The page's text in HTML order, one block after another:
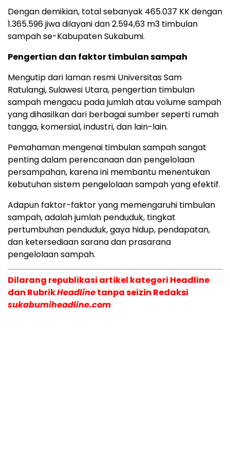
Dengan demikian, total sebanyak 465.037 KK dengan
1.365.596 jiwa dilayani dan 2.594,63 m3 timbulan
sampah se-Kabupaten Sukabumi.
Pengertian dan faktor timbulan sampah
Mengutip dari laman resmi Universitas Sam
Ratulangi, Sulawesi Utara, pengertian timbulan
sampah mengacu pada jumlah atau volume sampah
yang dihasilkan dari berbagai sumber seperti rumah
tangga, komersial, industri, dan lain-lain.
Pemahaman mengenai timbulan sampah sangat
penting dalam perencanaan dan pengelolaan
persampahan, karena ini membantu menentukan
kebutuhan sistem pengelolaan sampah yang efektif.
Adapun faktor-faktor yang memengaruhi timbulan
sampah, adalah jumlah penduduk, tingkat
pertumbuhan penduduk, gaya hidup, pendapatan,
dan ketersediaan sarana dan prasarana
pengelolaan sampah.
Dilarang republikasi artikel kategori Headline
dan RubrikHeadlinetanpa seizin Redaksi
sukabumiheadline.com